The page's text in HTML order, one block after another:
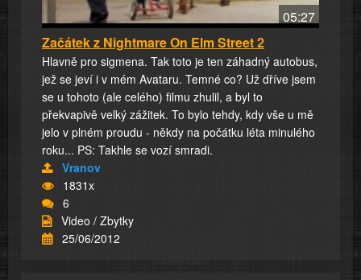
05:27
Začátek z Nightmare On Elm Street 2
Hlavně pro sigmena. Tak toto je ten záhadný autobus,
jež se jeví i v mém Avataru. Temné co? Už dříve jsem
se u tohoto (ale celého) filmu zhulil, a byl to
překvapivě velký zážitek. To bylo tehdy, kdy vše u mě
jelo v plném proudu - někdy na počátku léta minulého
roku... PS: Takhle se vozí smradi.
Vranov
1831x
6
Video / Zbytky
25/06/2012